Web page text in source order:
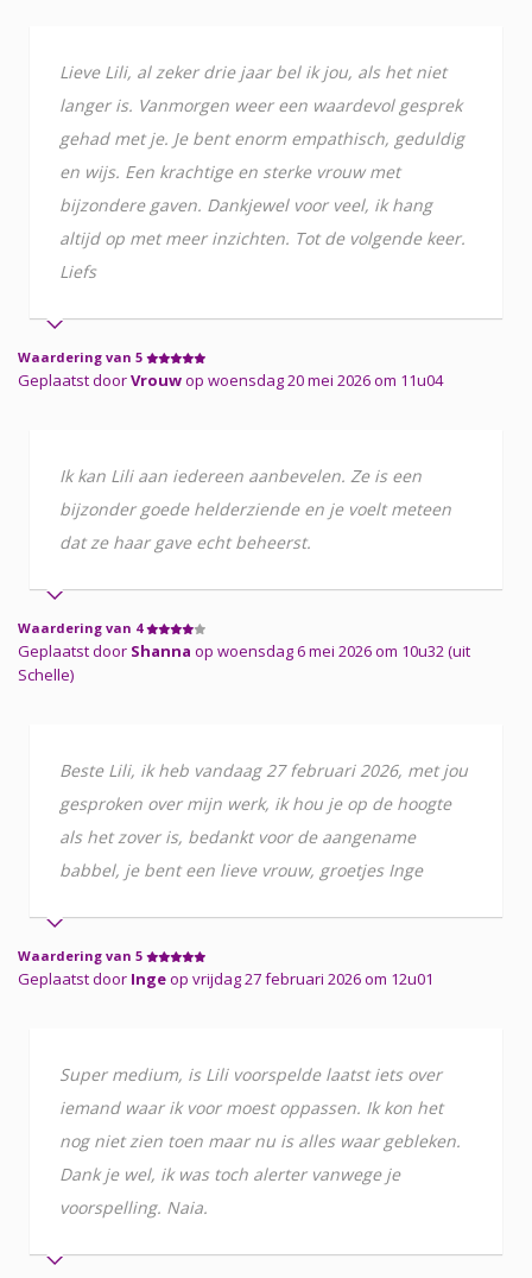
Lieve Lili, al zeker drie jaar bel ik jou, als het niet
langer is. Vanmorgen weer een waardevol gesprek
gehad met je. Je bent enorm empathisch, geduldig
en wijs. Een krachtige en sterke vrouw met
bijzondere gaven. Dankjewel voor veel, ik hang
altijd op met meer inzichten. Tot de volgende keer.
Liefs
Waardering van 5
Geplaatst doorVrouwop woensdag 20 mei 2026 om 11u04
Ik kan Lili aan iedereen aanbevelen. Ze is een
bijzonder goede helderziende en je voelt meteen
dat ze haar gave echt beheerst.
Waardering van 4
Geplaatst door Shanna op woensdag 6 mei 2026 om 10u32 (uit
Schelle)
Beste Lili, ik heb vandaag 27 februari 2026, met jou
gesproken over mijn werk, ik hou je op de hoogte
als het zover is, bedankt voor de aangename
babbel, je bent een lieve vrouw, groetjes Inge
Waardering van 5
Geplaatst door Ingeop vrijdag 27 februari 2026 om 12u01
Super medium, is Lili voorspelde laatst iets over
iemand waar ik voor moest oppassen. Ik kon het
nog niet zien toen maar nu is alles waar gebleken.
Dank je wel, ik was toch alerter vanwege je
voorspelling. Naia.